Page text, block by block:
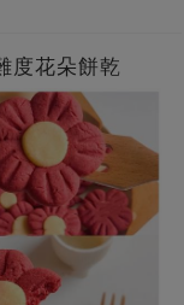
度花朵餅乾